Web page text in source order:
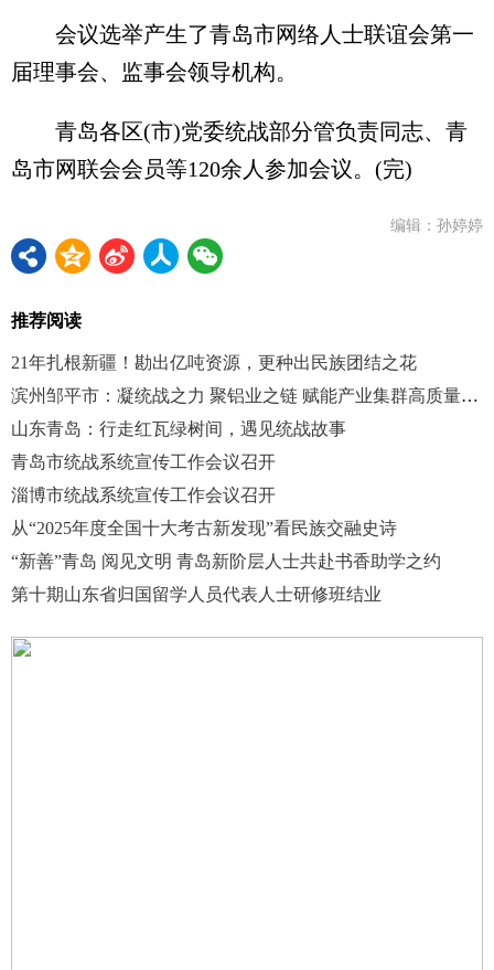
会议选举产生了青岛市网络人士联谊会第一
届理事会、监事会领导机构。
青岛各区(市)党委统战部分管负责同志、青
岛市网联会会员等120余人参加会议。(完)
编辑：孙婷婷
推荐阅读
21年扎根新疆！勘出亿吨资源，更种出民族团结之花
滨州邹平市：凝统战之力 聚铝业之链 赋能产业集群高质量发展
山东青岛：行走红瓦绿树间，遇见统战故事
青岛市统战系统宣传工作会议召开
淄博市统战系统宣传工作会议召开
从“2025年度全国十大考古新发现”看民族交融史诗
“新善”青岛 阅见文明 青岛新阶层人士共赴书香助学之约
第十期山东省归国留学人员代表人士研修班结业